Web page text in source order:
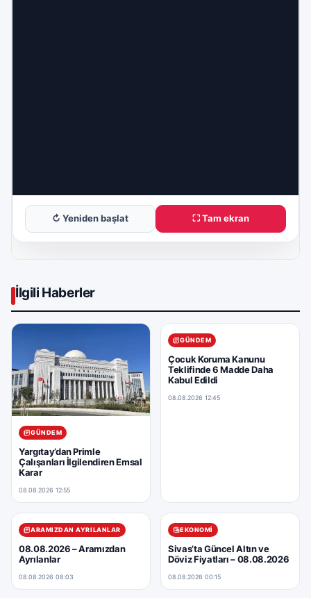
↻ Yeniden başlat ⛶ Tam ekran
İlgili Haberler
GÜNDEM
Yargıtay’dan Primle
Çalışanları İlgilendiren Emsal
Karar
08.08.2026 12:55
GÜNDEM
Çocuk Koruma Kanunu
Teklifinde 6 Madde Daha
Kabul Edildi
08.08.2026 12:45
ARAMIZDAN AYRILANLAR
08.08.2026 – Aramızdan
Ayrılanlar
08.08.2026 08:03
EKONOMI
Sivas’ta Güncel Altın ve
Döviz Fiyatları – 08.08.2026
08.08.2026 00:15